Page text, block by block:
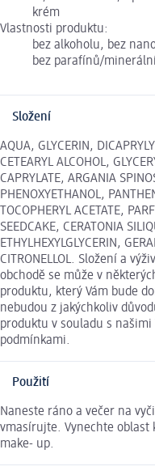
krém
Vlastnosti produktu:
bez alkoholu, bez
bez parafínů/
Složení
AQUA, GLYCERIN,
CETEARYL ALCOHOL,
CAPRYLATE, ARGANIA
PHENOXYETHANOL,
TOCOPHERYL ACETATE,
SEEDCAKE, CERATONIA
ETHYLHEXYLGLYCERIN,
CITRONELLOL. Složení a
obchodě se může v
produktu, který Vám bude
nebudou z jakýchkoliv
produktu v souladu s našimi
podmínkami.
Použití
Naneste ráno a večer na
vmasírujte. Vynechte oblast
make- up.